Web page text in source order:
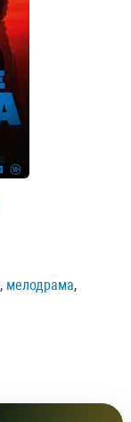
, мелодрама,